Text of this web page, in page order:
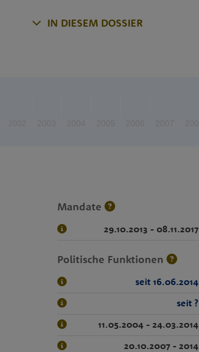
IN DIESEM DOSSIER
Mandate
29.10.2013 - 08.11.2017
Politische Funktionen
seit 16.06.2014
seit ?
11.05.2004 - 24.03.2014
20.10.2007 - 2014